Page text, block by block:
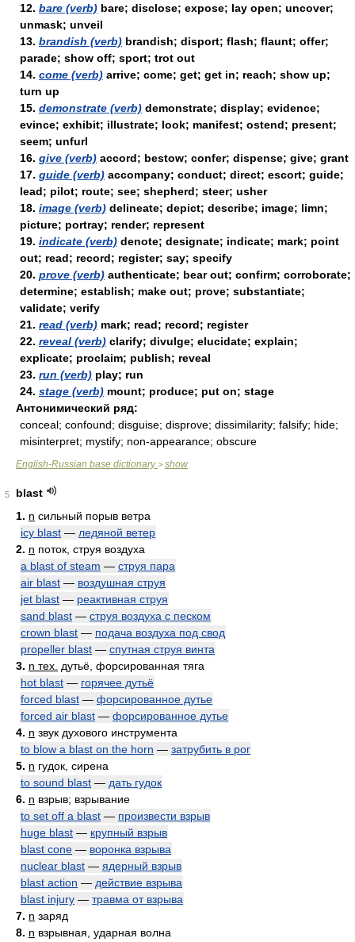
12. bare (verb) bare; disclose; expose; lay open; uncover;
unmask; unveil
13. brandish (verb) brandish; disport; flash; flaunt; offer;
parade; show off; sport; trot out
14. come (verb) arrive; come; get; get in; reach; show up;
turn up
15. demonstrate (verb) demonstrate; display; evidence;
evince; exhibit; illustrate; look; manifest; ostend; present;
seem; unfurl
16. give (verb) accord; bestow; confer; dispense; give; grant
17. guide (verb) accompany; conduct; direct; escort; guide;
lead; pilot; route; see; shepherd; steer; usher
18. image (verb) delineate; depict; describe; image; limn;
picture; portray; render; represent
19. indicate (verb) denote; designate; indicate; mark; point
out; read; record; register; say; specify
20. prove (verb) authenticate; bear out; confirm; corroborate;
determine; establish; make out; prove; substantiate;
validate; verify
21. read (verb) mark; read; record; register
22. reveal (verb) clarify; divulge; elucidate; explain;
explicate; proclaim; publish; reveal
23. run (verb) play; run
24. stage (verb) mount; produce; put on; stage
Антонимический ряд:
conceal; confound; disguise; disprove; dissimilarity; falsify; hide;
misinterpret; mystify; non-appearance; obscure
English-Russian base dictionary> show
5
blast
1. n сильный порыв ветра
icy blast — ледяной ветер
2. n поток, струя воздуха
a blast of steam — струя пара
air blast — воздушная струя
jet blast — реактивная струя
sand blast — струя воздуха с песком
crown blast — подача воздуха под свод
propeller blast — спутная струя винта
3. n тех. дутьё, форсированная тяга
hot blast — горячее дутьё
forced blast — форсированное дутье
forced air blast — форсированное дутье
4. n звук духового инструмента
to blow a blast on the horn — затрубить в рог
5. n гудок, сирена
to sound blast — дать гудок
6. n взрыв; взрывание
to set off a blast — произвести взрыв
huge blast — крупный взрыв
blast cone — воронка взрыва
nuclear blast — ядерный взрыв
blast action — действие взрыва
blast injury — травма от взрыва
7. n заряд
8. n взрывная, ударная волна